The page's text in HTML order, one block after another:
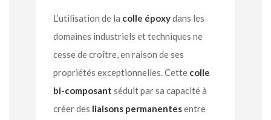
L’utilisation de la colle époxydans les
domaines industriels et techniques ne
cesse de croître, en raison de ses
propriétés exceptionnelles. Cette colle
bi-composant séduit par sa capacité à
créer des liaisons permanentesentre